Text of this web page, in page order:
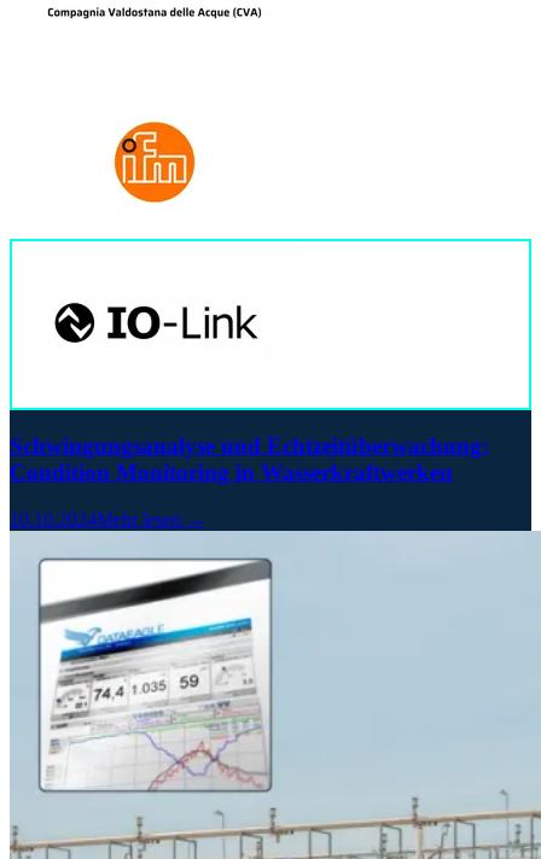
Schwingungsanalyse und Echtzeitüberwachung:
Condition Monitoring in Wasserkraftwerken
10.10.2024Mehr lesen →